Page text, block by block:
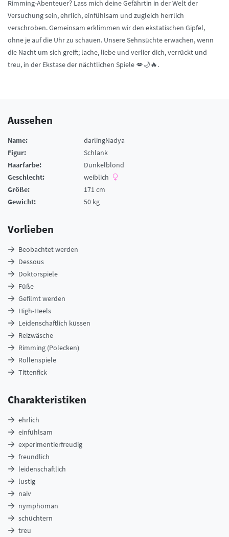
Rimming-Abenteuer? Lass mich deine Gefährtin in der Welt der
Versuchung sein, ehrlich, einfühlsam und zugleich herrlich
verschroben. Gemeinsam erklimmen wir den ekstatischen Gipfel,
ohne je auf die Uhr zu schauen. Unsere Sehnsüchte erwachen, wenn
die Nacht um sich greift; lache, liebe und verlier dich, verrückt und
treu, in der Ekstase der nächtlichen Spiele 💋🌙🔥.
Aussehen
Name:
darlingNadya
Figur:
Schlank
Haarfarbe:
Dunkelblond
Geschlecht:
weiblich
Größe:
171 cm
Gewicht:
50 kg
Vorlieben
Beobachtet werden
Dessous
Doktorspiele
Füße
Gefilmt werden
High-Heels
Leidenschaftlich küssen
Reizwäsche
Rimming (Polecken)
Rollenspiele
Tittenfick
Charakteristiken
ehrlich
einfühlsam
experimentierfreudig
freundlich
leidenschaftlich
lustig
naiv
nymphoman
schüchtern
treu